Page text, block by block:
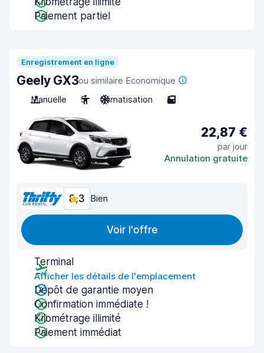
Paiement partiel
Enregistrement en ligne
Geely GX3ou similaire Economique
Manuelle
5 Climatisation 5
22,87 €
par jour
Annulation gratuite
8,3 Bien
Voir l'offre
Terminal
Afficher les détails de l'emplacement
Dépôt de garantie moyen
Confirmation immédiate !
Kilométrage illimité
Paiement immédiat